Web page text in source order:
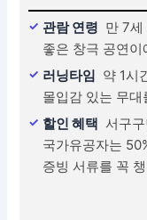
관람 연령 만 7세
좋은 창극 공연이
러닝타임 약 1시
몰입감 있는 무
할인 혜택 서구
국가유공자는
증빙 서류를 꼭